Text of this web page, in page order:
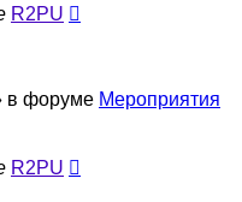
R2PU
в форуме Мероприятия
R2PU